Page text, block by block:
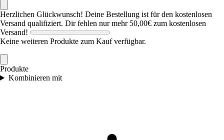
Herzlichen Glückwunsch! Deine Bestellung ist für den kostenlosen
Versand qualifiziert. Dir fehlen nur mehr 50,00€ zum kostenlosen
Versand!
Keine weiteren Produkte zum Kauf verfügbar.
Produkte
Kombinieren mit